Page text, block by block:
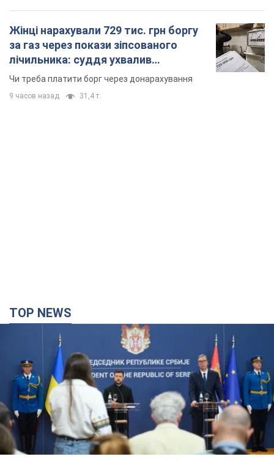
"Ми вдячні, але цього замало": Зеленський
закликав посилити санкції проти Росії
Президент подякував європейським партнерам за фінансову
підтримку
6 часов назад 66,1 т.
Україна придбала у Туреччини 70 балістичних